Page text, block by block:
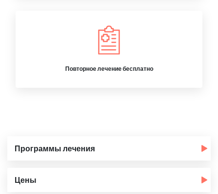
Повторное лечение бесплатно
Программы лечения
Цены